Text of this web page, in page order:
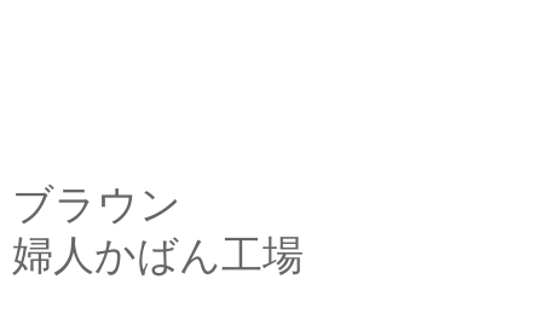
ブラウン
婦人かばん工場